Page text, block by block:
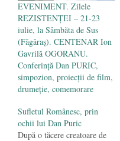
EVENIMENT. Zilele
REZISTENȚEI – 21-23
iulie, la Sâmbăta de Sus
(Făgăraș). CENTENAR Ion
Gavrilă OGORANU.
Conferință Dan PURIC,
simpozion, proiecții de film,
drumeție, comemorare
Sufletul Românesc, prin
ochii lui Dan Puric
După o tăcere creatoare de